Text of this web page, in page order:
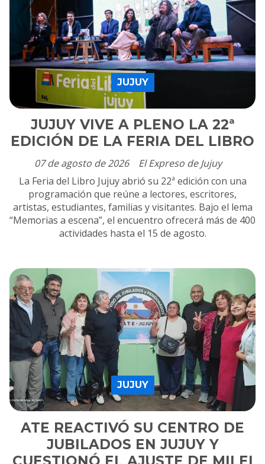
JUJUY VIVE A PLENO LA 22ª
EDICIÓN DE LA FERIA DEL LIBRO
El Expreso de Jujuy
JUJUY
07 de agosto de 2026
La Feria del Libro Jujuy abrió su 22ª edición con una
programación que reúne a lectores, escritores,
artistas, estudiantes, familias y visitantes. Bajo el lema
“Memorias a escena”, el encuentro ofrecerá más de 400
actividades hasta el 15 de agosto.
ATE REACTIVÓ SU CENTRO DE
JUBILADOS EN JUJUY Y
JUJUY